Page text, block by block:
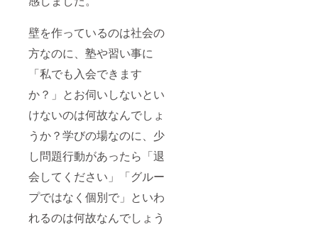
壁を作っているのは社会の
方なのに、塾や習い事に
「私でも入会できます
か？」とお伺いしないとい
けないのは何故なんでしょ
うか？学びの場なのに、少
し問題行動があったら「退
会してください」「グルー
プではなく個別で」といわ
れるのは何故なんでしょう